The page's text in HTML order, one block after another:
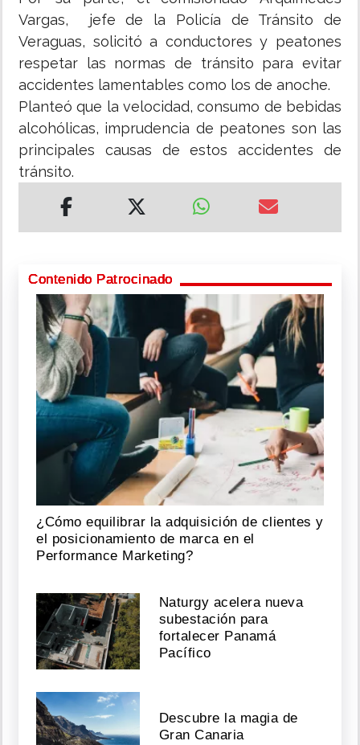
Vargas, jefe de la Policía de Tránsito de
Veraguas, solicitó a conductores y peatones
respetar las normas de tránsito para evitar
accidentes lamentables como los de anoche.
Planteó que la velocidad, consumo de bebidas
alcohólicas, imprudencia de peatones son las
principales causas de estos accidentes de
tránsito.
Contenido Patrocinado
¿Cómo equilibrar la adquisición de clientes y
el posicionamiento de marca en el
Performance Marketing?
Naturgy acelera nueva
subestación para
fortalecer Panamá
Pacífico
Descubre la magia de
Gran Canaria